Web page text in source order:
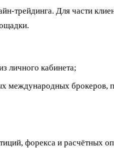
трейдинга. Для части
личного кабинета;
международных брокеров,
форекса и расчётных